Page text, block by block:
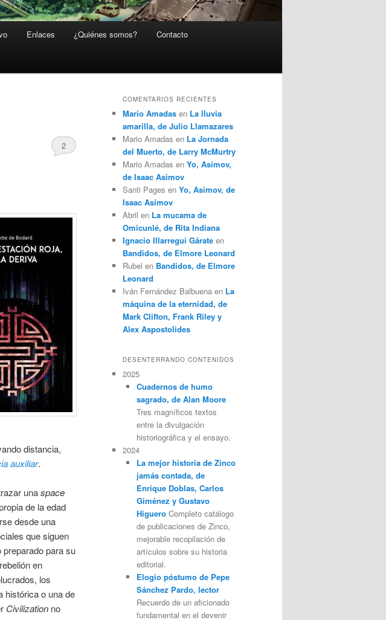
Enlaces ¿Quiénes somos? Contacto
2
distancia,
auxiliar.
unaspace
de la edad
desde una
que siguen
para su
en
los
histórica o una de
Civilization no
COMENTARIOS RECIENTES
Mario Amadas en La lluvia
amarilla, de Julio Llamazares
Mario Amadas en La Jornada
del Muerto, de Larry McMurtry
Mario Amadas en Yo, Asimov,
de Isaac Asimov
Santi Pages en Yo, Asimov, de
Isaac Asimov
Abril en La mucama de
Omicunlé, de Rita Indiana
Ignacio Illarregui Gárate en
Bandidos, de Elmore Leonard
Rubel en Bandidos, de Elmore
Leonard
Iván Fernández Balbuena en La
máquina de la eternidad, de
Mark Clifton, Frank Riley y
Alex Aspostolides
DESENTERRANDO CONTENIDOS
2025
Cuadernos de humo
sagrado, de Alan Moore
Tres magníficos textos
entre la divulgación
historiográfica y el ensayo.
2024
La mejor historia de Zinco
jamás contada, de
Enrique Doblas, Carlos
Giménez y Gustavo
HigueroCompleto catálogo
de publicaciones de Zinco,
mejorable recopilación de
artículos sobre su historia
editorial.
Elogio póstumo de Pepe
Sánchez Pardo, lector
Recuerdo de un aficionado
fundamental en el devenir